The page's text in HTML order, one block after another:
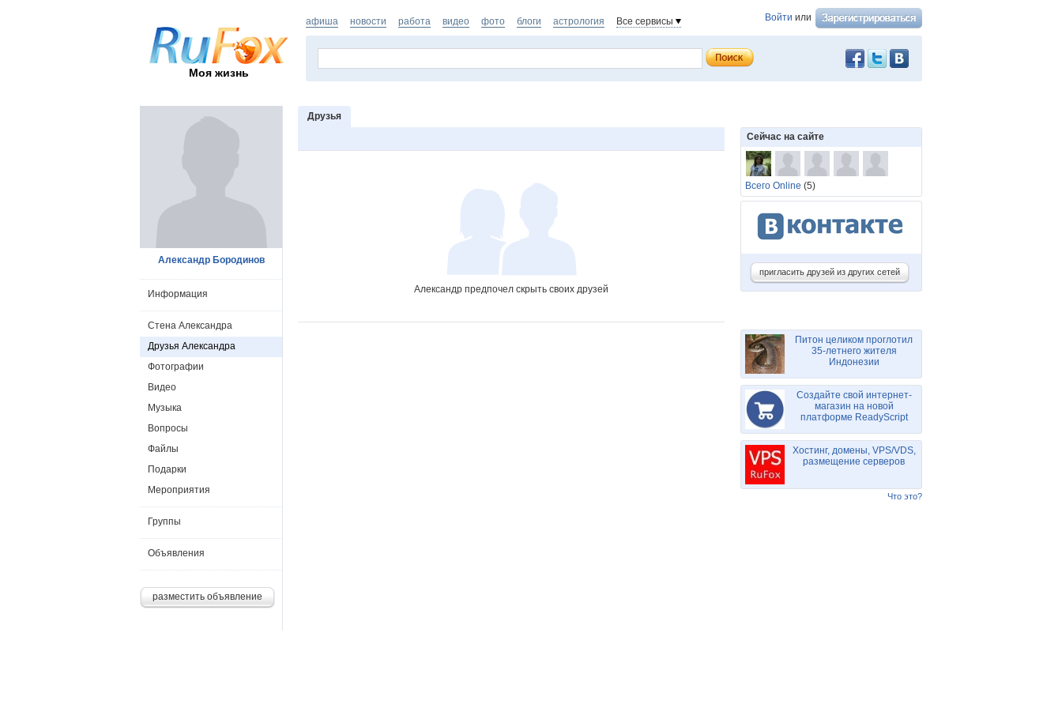
Моя жизнь
Войти или
афиша новости работа видео фото блоги астрология Все сервисы
Друзья
Александр предпочел скрыть своих друзей
Александр Бородинов
Информация
Стена Александра
Друзья Александра
Фотографии
Видео
Музыка
Вопросы
Файлы
Подарки
Мероприятия
Группы
Объявления
разместить объявление
Сейчас на сайте
Всего Online (5)
пригласить друзей из других сетей
Питон целиком проглотил
35-летнего жителя
Индонезии
Создайте свой интернет-
магазин на новой
платформе ReadyScript
Хостинг, домены, VPS/VDS,
размещение серверов
Что это?